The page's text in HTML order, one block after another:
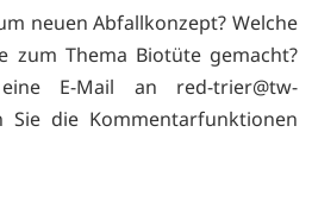
neuen Abfallkonzept? Welche
zum Thema Biotüte gemacht?
E-Mail an red-trier@tw-
Sie die Kommentarfunktionen